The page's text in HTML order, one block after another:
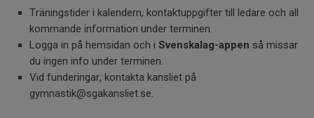
Träningstider i kalendern, kontaktuppgifter till ledare och all
kommande information under terminen.
Logga in på hemsidan och i Svenskalag-appen så missar
du ingen info under terminen.
Vid funderingar, kontakta kansliet på
gymnastik@sgakansliet.se.